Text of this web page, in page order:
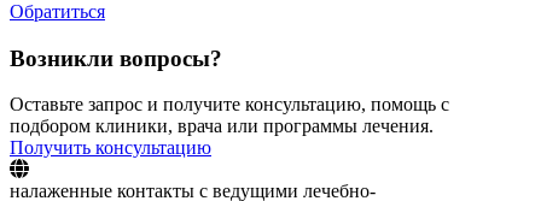
Обратиться
Возникли вопросы?
Оставьте запрос и получите консультацию, помощь с
подбором клиники, врача или программы лечения.
Получить консультацию
налаженные контакты с ведущими лечебно-